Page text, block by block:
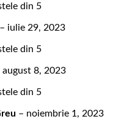
din 5
– iulie 29, 2023
din 5
august 8, 2023
din 5
– noiembrie 1, 2023